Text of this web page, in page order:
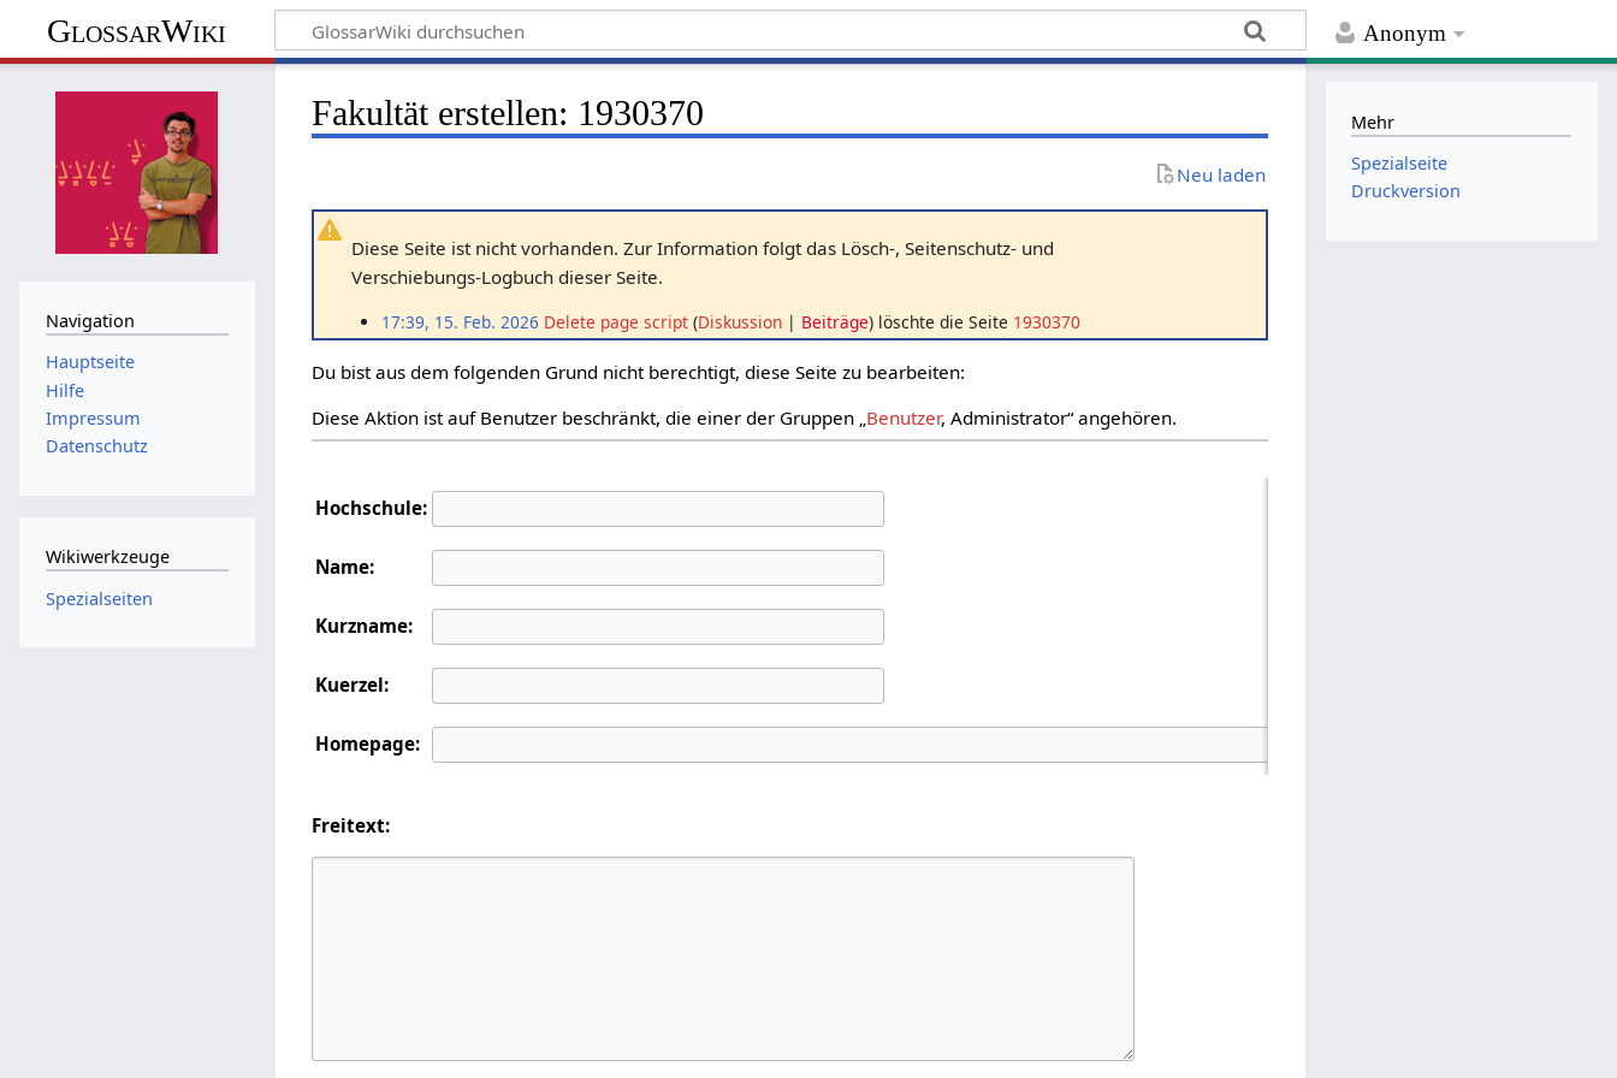
Anonym
GlossarWiki
Fakultät erstellen: 1930370
Neu laden
Diese Seite ist nicht vorhanden. Zur Information folgt das Lösch-, Seitenschutz- und
Verschiebungs-Logbuch dieser Seite.
17:39, 15. Feb. 2026 Delete page script Diskussion Beiträge löschte die Seite 1930370
Du bist aus dem folgenden Grund nicht berechtigt, diese Seite zu bearbeiten:
Diese Aktion ist auf Benutzer beschränkt, die einer der Gruppen „ Benutzer, Administrator“ angehören.
Hochschule:
Name:
Kurzname:
Kuerzel:
Homepage:
Freitext:
Navigation
Hauptseite
Hilfe
Impressum
Datenschutz
Wikiwerkzeuge
Spezialseiten
Mehr
Spezialseite
Druckversion